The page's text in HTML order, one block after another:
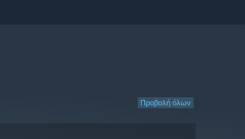
Προβολή όλων